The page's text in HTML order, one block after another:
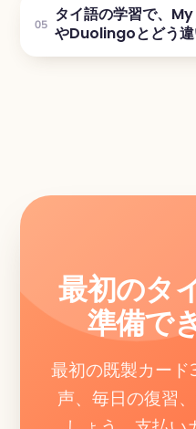
05 タイ語の学習で、
やDuolingoとどう
最初のタ
準備で
最初の既製カー
声、毎日の復習